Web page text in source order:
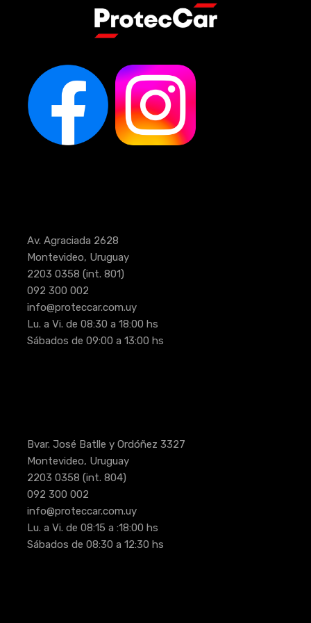
Av. Agraciada 2628
Montevideo, Uruguay
2203 0358 (int. 801)
092 300 002
info@proteccar.com.uy
Lu. a Vi. de 08:30 a 18:00 hs
Sábados de 09:00 a 13:00 hs
Bvar. José Batlle y Ordóñez 3327
Montevideo, Uruguay
2203 0358 (int. 804)
092 300 002
info@proteccar.com.uy
Lu. a Vi. de 08:15 a :18:00 hs
Sábados de 08:30 a 12:30 hs